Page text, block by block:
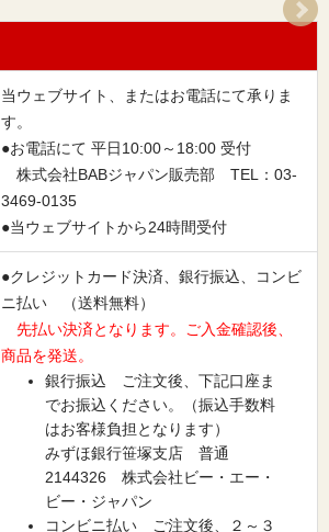
当ウェブサイト、またはお電話にて承りま
す。
●お電話にて 平日10:00～18:00 受付
株式会社BABジャパン販売部 TEL：03-
3469-0135
●当ウェブサイトから24時間受付
●クレジットカード決済、銀行振込、コンビ
ニ払い （送料無料）
先払い決済となります。ご入金確認後、
商品を発送。
銀行振込 ご注文後、下記口座ま
でお振込ください。（振込手数料
はお客様負担となります）
みずほ銀行笹塚支店 普通
2144326 株式会社ビー・エー・
ビー・ジャパン
コンビニ払い ご注文後、２～３